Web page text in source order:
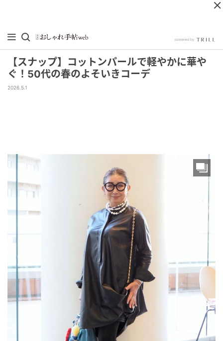
【スナップ】コットンパールで軽やかに華や
ぐ！50代の春のよそいきコーデ
2026.5.1